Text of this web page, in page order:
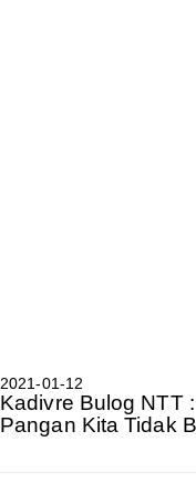
2021-01-12
Kadivre Bulog NTT
Pangan Kita Tidak